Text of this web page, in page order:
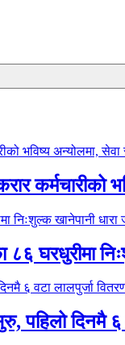
कर्मचारीको
घरधुरीमा
पहिलो दिनमै ६